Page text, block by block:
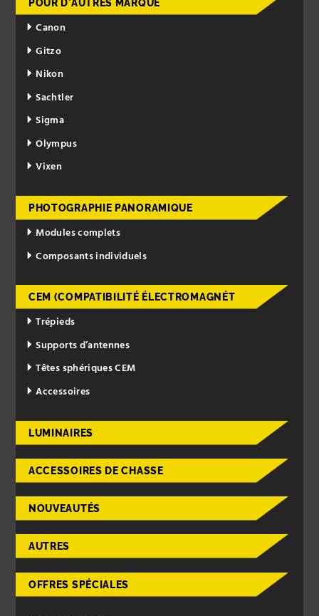
POUR D'AUTRES MARQUE
Canon
Gitzo
Nikon
Sachtler
Sigma
Olympus
Vixen
PHOTOGRAPHIE PANORAMIQUE
Modules complets
Composants individuels
CEM (COMPATIBILITÉ ÉLECTROMAGNÉT
Trépieds
Supports d’antennes
Têtes sphériques CEM
Accessoires
LUMINAIRES
ACCESSOIRES DE CHASSE
NOUVEAUTÉS
AUTRES
OFFRES SPÉCIALES